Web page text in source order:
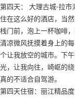
第四天： 大理古城-拉市
住在这么好的酒店，当
栈门前，泡上一杯咖啡
清凉微风抚摸着身上的
个让我放空的城市。下
光，让我向往，崎岖的
真的不适合自驾游。
第四天住宿：丽江精品度